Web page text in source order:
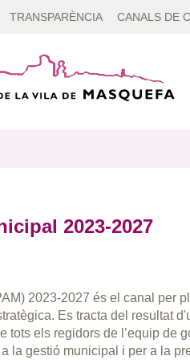
TRANSPARÈNCIA CANALS DE
2023-2027
2023-2027 és el canal per
Es tracta del resultat
tots els regidors de l’equip de
la gestió municipal i per a la